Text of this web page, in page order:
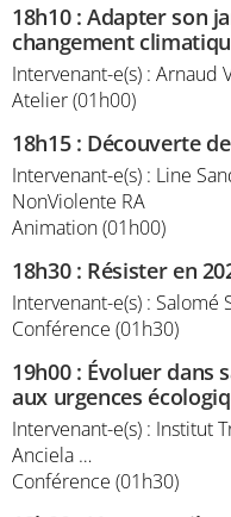
18h10:Adapter son
changement
Intervenant-e(s) : Arnaud
Atelier (01h00)
18h15: Découverte
Intervenant-e(s) : Line
NonViolente RA
Animation (01h00)
18h30: Résister en
Intervenant-e(s) : Salomé
Conférence (01h30)
19h00: Évoluer dans
aux urgences
Intervenant-e(s) : Institut
Anciela …
Conférence (01h30)